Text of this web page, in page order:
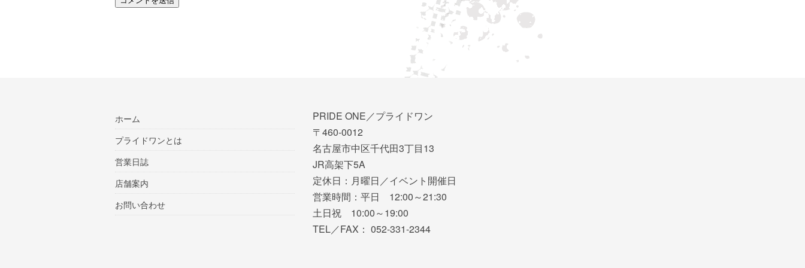
ホーム
プライドワンとは
営業日誌
店舗案内
お問い合わせ
PRIDE ONE／プライドワン
〒460-0012
名古屋市中区千代田3丁目13
JR高架下5A
定休日：月曜日／イベント開催日
営業時間：平日 12:00～21:30
土日祝 10:00～19:00
TEL／FAX： 052-331-2344